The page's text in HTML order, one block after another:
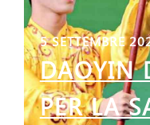
5 SETTEMBRE
DAOYIN
PER LA